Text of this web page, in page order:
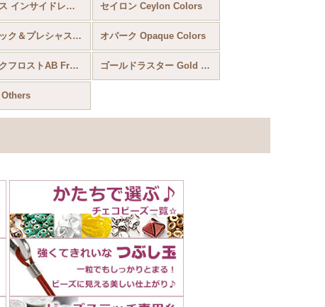
トランス インサイドレインボー Trans Inside Colors Rainbow セイロン Ceylon Colors
メタリック＆プレシャス＆コッパーメタリック Metallic Colors ＆ Plate Beads ＆ Copper Metalic オパーク Opaque Colors
オパークフロストAB Frosted AB Colors ゴールドラスター Gold Luster
Others